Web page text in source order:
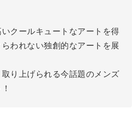
クールキュートなアートを得
われない独創的なアートを展
り上げられる今話題のメンズ